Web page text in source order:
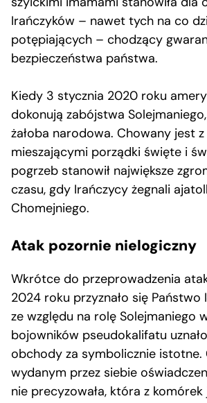
Irańczyków – nawet tych na co
potępiających – chodzący
bezpieczeństwa państwa.
Kiedy 3 stycznia 2020 roku
dokonują zabójstwa
żałoba narodowa. Chowany jest
mieszającymi porządki święte i
pogrzeb stanowił największe
czasu, gdy Irańczycy żegnali
Chomejniego.
Atak pozornie nielogiczny
Wkrótce do przeprowadzenia
2024 roku przyznało się Państwo
ze względu na rolę Solejmaniego
bojowników pseudokalifatu
obchody za symbolicznie istotne.
wydanym przez siebie
nie precyzowała, która z